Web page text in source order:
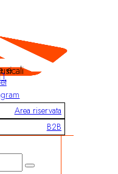
musicali
Area riservata
B2B